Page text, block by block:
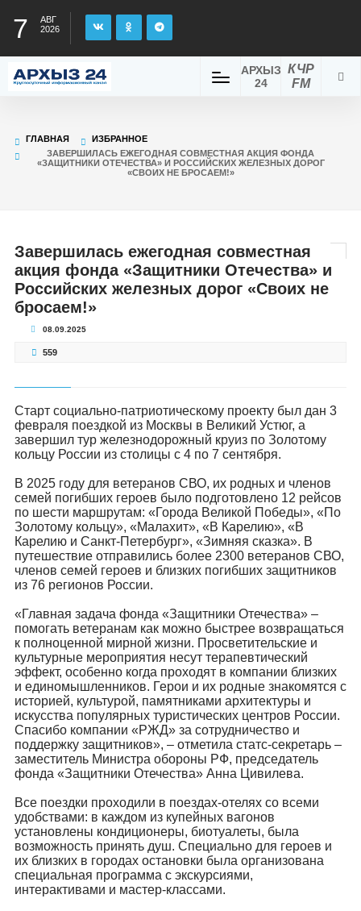
7
АВГ
2026
КЧР
FM
АРХЫЗ
24
ГЛАВНАЯ
ИЗБРАННОЕ
ЗАВЕРШИЛАСЬ ЕЖЕГОДНАЯ СОВМЕСТНАЯ АКЦИЯ ФОНДА
«ЗАЩИТНИКИ ОТЕЧЕСТВА» И РОССИЙСКИХ ЖЕЛЕЗНЫХ ДОРОГ
«СВОИХ НЕ БРОСАЕМ!»
Завершилась ежегодная совместная
акция фонда «Защитники Отечества» и
Российских железных дорог «Своих не
бросаем!»
08.09.2025
559
Старт социально-патриотическому проекту был дан 3
февраля поездкой из Москвы в Великий Устюг, а
завершил тур железнодорожный круиз по Золотому
кольцу России из столицы с 4 по 7 сентября.
В 2025 году для ветеранов СВО, их родных и членов
семей погибших героев было подготовлено 12 рейсов
по шести маршрутам: «Города Великой Победы», «По
Золотому кольцу», «Малахит», «В Карелию», «В
Карелию и Санкт-Петербург», «Зимняя сказка». В
путешествие отправились более 2300 ветеранов СВО,
членов семей героев и близких погибших защитников
из 76 регионов России.
«Главная задача фонда «Защитники Отечества» –
помогать ветеранам как можно быстрее возвращаться
к полноценной мирной жизни. Просветительские и
культурные мероприятия несут терапевтический
эффект, особенно когда проходят в компании близких
и единомышленников. Герои и их родные знакомятся с
историей, культурой, памятниками архитектуры и
искусства популярных туристических центров России.
Спасибо компании «РЖД» за сотрудничество и
поддержку защитников», – отметила статс-секретарь –
заместитель Министра обороны РФ, председатель
фонда «Защитники Отечества» Анна Цивилева.
Все поездки проходили в поездах-отелях со всеми
удобствами: в каждом из купейных вагонов
установлены кондиционеры, биотуалеты, была
возможность принять душ. Специально для героев и
их близких в городах остановки была организована
специальная программа с экскурсиями,
интерактивами и мастер-классами.